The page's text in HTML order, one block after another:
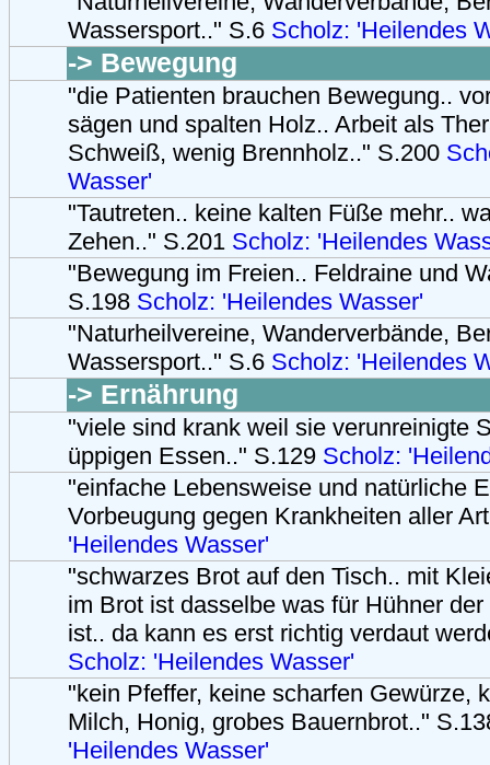
Wassersport.." S.6 Scholz: 'Heilendes
-> Bewegung
"die Patienten brauchen Bewegung..
sägen und spalten Holz.. Arbeit als
Schweiß, wenig Brennholz.." S.200
Wasser'
"Tautreten.. keine kalten Füße mehr..
Zehen.." S.201 Scholz: 'Heilendes
"Bewegung im Freien.. Feldraine und
S.198 Scholz: 'Heilendes Wasser'
"Naturheilvereine, Wanderverbände,
Wassersport.." S.6 Scholz: 'Heilendes
-> Ernährung
"viele sind krank weil sie verunreinigte
üppigen Essen.." S.129 Scholz:
"einfache Lebensweise und natürliche
Vorbeugung gegen Krankheiten aller
'Heilendes Wasser'
"schwarzes Brot auf den Tisch.. mit
im Brot ist dasselbe was für Hühner
ist.. da kann es erst richtig verdaut
Scholz: 'Heilendes Wasser'
"kein Pfeffer, keine scharfen Gewürze,
Milch, Honig, grobes Bauernbrot.."
'Heilendes Wasser'